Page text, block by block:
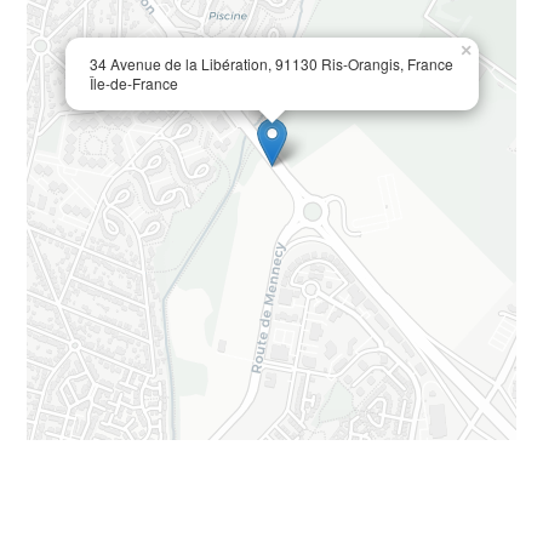
34 Avenue de la Libération, 91130 Ris-Orangis, France
Île-de-France
×